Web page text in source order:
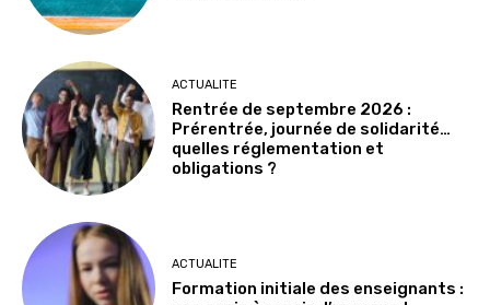
ACTUALITE
Rentrée de septembre 2026 :
Prérentrée, journée de solidarité…
quelles réglementation et
obligations ?
ACTUALITE
Formation initiale des enseignants :